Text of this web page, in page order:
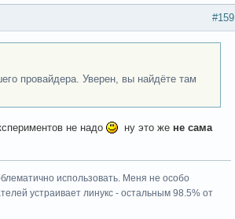
#159
провайдера. Уверен, вы найдёте там
не надо ну это же не сама
использовать. Меня не особо
устраивает линукс - остальным 98.5% от